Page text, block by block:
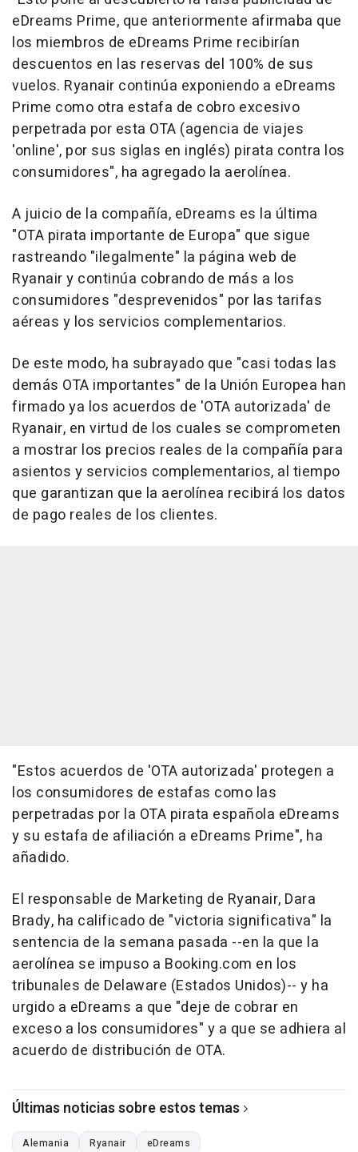
eDreams Prime, que anteriormente afirmaba que
los miembros de eDreams Prime recibirían
descuentos en las reservas del 100% de sus
vuelos. Ryanair continúa exponiendo a eDreams
Prime como otra estafa de cobro excesivo
perpetrada por esta OTA (agencia de viajes
'online', por sus siglas en inglés) pirata contra los
consumidores", ha agregado la aerolínea.
A juicio de la compañía, eDreams es la última
"OTA pirata importante de Europa" que sigue
rastreando "ilegalmente" la página web de
Ryanair y continúa cobrando de más a los
consumidores "desprevenidos" por las tarifas
aéreas y los servicios complementarios.
De este modo, ha subrayado que "casi todas las
demás OTA importantes" de la Unión Europea han
firmado ya los acuerdos de 'OTA autorizada' de
Ryanair, en virtud de los cuales se comprometen
a mostrar los precios reales de la compañía para
asientos y servicios complementarios, al tiempo
que garantizan que la aerolínea recibirá los datos
de pago reales de los clientes.
"Estos acuerdos de 'OTA autorizada' protegen a
los consumidores de estafas como las
perpetradas por la OTA pirata española eDreams
y su estafa de afiliación a eDreams Prime", ha
añadido.
El responsable de Marketing de Ryanair, Dara
Brady, ha calificado de "victoria significativa" la
sentencia de la semana pasada --en la que la
aerolínea se impuso a Booking.com en los
tribunales de Delaware (Estados Unidos)-- y ha
urgido a eDreams a que "deje de cobrar en
exceso a los consumidores" y a que se adhiera al
acuerdo de distribución de OTA.
Últimas noticias sobre estos temas
Alemania Ryanair eDreams